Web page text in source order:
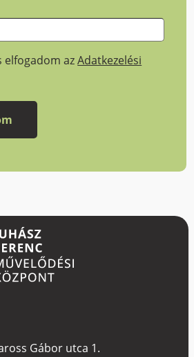
elfogadom azAdatkezelési
Gábor utca 1.